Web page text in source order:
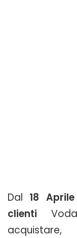
Dal 18
clienti